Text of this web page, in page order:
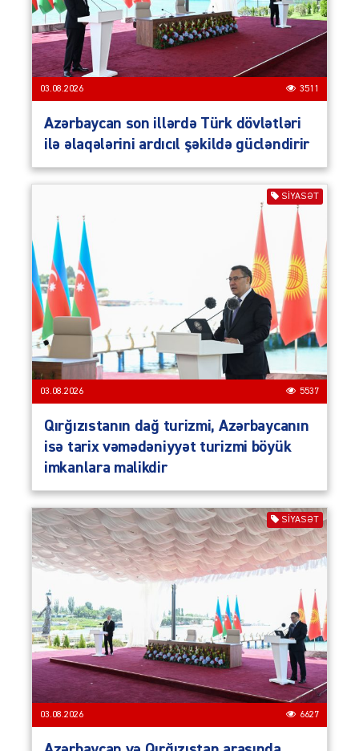
03.08.2026 3511
Azərbaycan son illərdə Türk dövlətləri
ilə əlaqələrini ardıcıl şəkildə gücləndirir
SIYASƏT
03.08.2026 5537
Qırğızıstanın dağ turizmi, Azərbaycanın
isə tarix vəmədəniyyət turizmi böyük
imkanlara malikdir
SIYASƏT
03.08.2026 6627